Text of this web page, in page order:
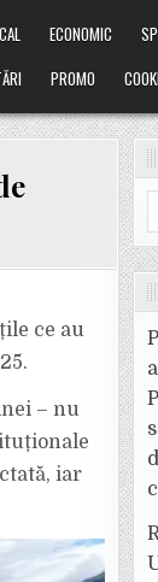
ECONOMIC
PROMO
ce au
– nu
iar